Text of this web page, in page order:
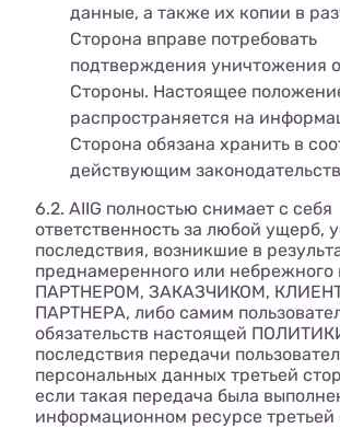
данные, а также их копии в
Сторона вправе потребовать
подтверждения уничтожения
Стороны. Настоящее
распространяется на
Сторона обязана хранить в
действующим
6.2. AIIG полностью снимает с себя
ответственность за любой ущерб,
последствия, возникшие в
преднамеренного или
ПАРТНЕРОМ, ЗАКАЗЧИКОМ,
ПАРТНЕРА, либо самим
обязательств настоящей
последствия передачи
персональных данных третьей
если такая передача была
информационном ресурсе третьей